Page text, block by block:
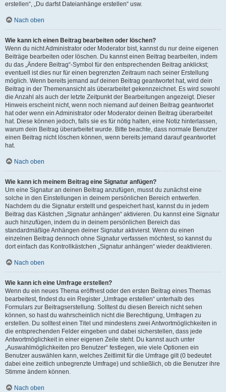
erstellen“, „Du darfst Dateianhänge erstellen“ usw.
Nach oben
Wie kann ich einen Beitrag bearbeiten oder löschen?
Wenn du nicht Administrator oder Moderator bist, kannst du nur deine eigenen
Beiträge bearbeiten oder löschen. Du kannst einen Beitrag bearbeiten, indem
du das „Ändere Beitrag“-Symbol für den entsprechenden Beitrag anklickst;
eventuell ist dies nur für einen begrenzten Zeitraum nach seiner Erstellung
möglich. Wenn bereits jemand auf deinen Beitrag geantwortet hat, wird dein
Beitrag in der Themenansicht als überarbeitet gekennzeichnet. Es wird sowohl
die Anzahl als auch der letzte Zeitpunkt der Bearbeitungen angezeigt. Dieser
Hinweis erscheint nicht, wenn noch niemand auf deinen Beitrag geantwortet
hat oder wenn ein Administrator oder Moderator deinen Beitrag überarbeitet
hat. Diese können jedoch, falls sie es für nötig halten, eine Notiz hinterlassen,
warum dein Beitrag überarbeitet wurde. Bitte beachte, dass normale Benutzer
einen Beitrag nicht löschen können, wenn bereits jemand darauf geantwortet
hat.
Nach oben
Wie kann ich meinem Beitrag eine Signatur anfügen?
Um eine Signatur an deinen Beitrag anzufügen, musst du zunächst eine
solche in den Einstellungen in deinem persönlichen Bereich entwerfen.
Nachdem du die Signatur erstellt und gespeichert hast, kannst du in jedem
Beitrag das Kästchen „Signatur anhängen“ aktivieren. Du kannst eine Signatur
auch hinzufügen, indem du in deinem persönlichen Bereich das
standardmäßige Anhängen deiner Signatur aktivierst. Wenn du einen
einzelnen Beitrag dennoch ohne Signatur verfassen möchtest, so kannst du
dort einfach das Kontrollkästchen „Signatur anhängen“ wieder deaktivieren.
Nach oben
Wie kann ich eine Umfrage erstellen?
Wenn du ein neues Thema eröffnest oder den ersten Beitrag eines Themas
bearbeitest, findest du ein Register „Umfrage erstellen“ unterhalb des
Formulars zur Beitragserstellung. Solltest du diesen Bereich nicht sehen
können, so hast du wahrscheinlich nicht die Berechtigung, Umfragen zu
erstellen. Du solltest einen Titel und mindestens zwei Antwortmöglichkeiten in
die entsprechenden Felder eingeben und dabei sicherstellen, dass jede
Antwortmöglichkeit in einer eigenen Zeile steht. Du kannst auch unter
„Auswahlmöglichkeiten pro Benutzer“ festlegen, wie viele Optionen ein
Benutzer auswählen kann, welches Zeitlimit für die Umfrage gilt (0 bedeutet
dabei eine zeitlich unbegrenzte Umfrage) und schließlich, ob die Benutzer ihre
Stimme ändern können.
Nach oben